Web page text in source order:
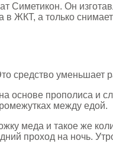
Симетикон. Он
в ЖКТ, а только
средство уменьшает
основе прополиса и
между едой.
меда и такое же
проход на ночь.